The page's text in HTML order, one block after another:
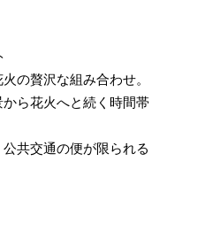
の贅沢な組み合わせ。
ら花火へと続く時間帯
共交通の便が限られる